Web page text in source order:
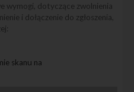
wymogi, dotyczące zwolnienia
i dołączenie do zgłoszenia,
skanu na